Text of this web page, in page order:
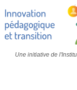
Une initiative de